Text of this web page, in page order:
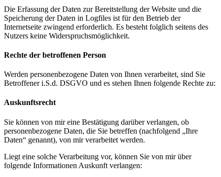
Die Erfassung der Daten zur Bereitstellung der Website und die
Speicherung der Daten in Logfiles ist für den Betrieb der
Internetseite zwingend erforderlich. Es besteht folglich seitens des
Nutzers keine Widerspruchsmöglichkeit.
Rechte der betroffenen Person
Werden personenbezogene Daten von Ihnen verarbeitet, sind Sie
Betroffener i.S.d. DSGVO und es stehen Ihnen folgende Rechte zu:
Auskunftsrecht
Sie können von mir eine Bestätigung darüber verlangen, ob
personenbezogene Daten, die Sie betreffen (nachfolgend „Ihre
Daten“ genannt), von mir verarbeitet werden.
Liegt eine solche Verarbeitung vor, können Sie von mir über
folgende Informationen Auskunft verlangen: